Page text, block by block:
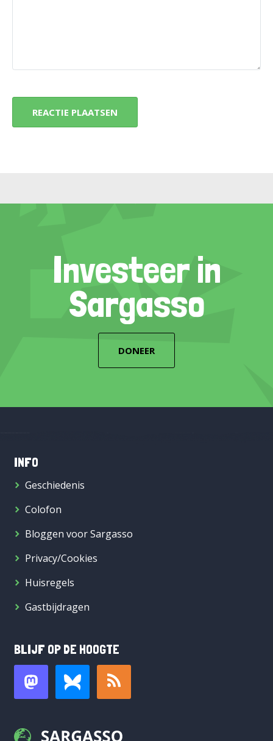
Investeer in
Sargasso
DONEER
INFO
Geschiedenis
Colofon
Bloggen voor Sargasso
Privacy/Cookies
Huisregels
Gastbijdragen
BLIJF OP DE HOOGTE